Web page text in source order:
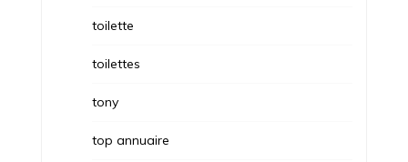
toilette
toilettes
tony
top annuaire